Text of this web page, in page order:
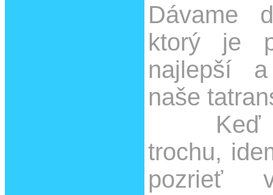
Dávame
ktorý je
najlepší
naše
Keď
trochu,
pozrieť